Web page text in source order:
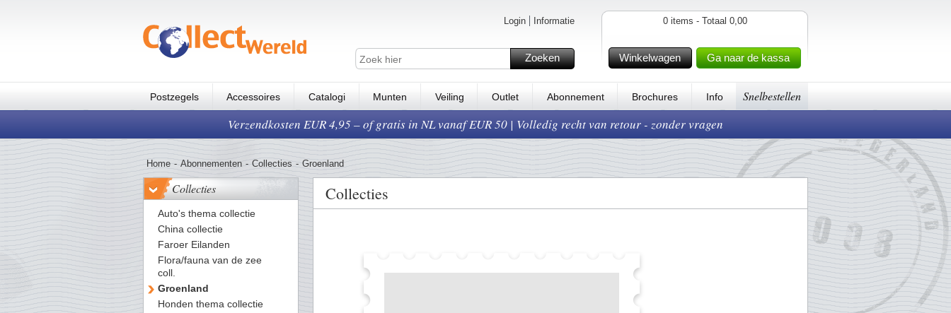
Login Informatie
Zoeken
0 items - Totaal 0,00
Winkelwagen Ga naar de kassa
Postzegels Accessoires Catalogi Munten Veiling Outlet Abonnement Brochures Info Snelbestellen
Verzendkosten EUR 4,95 – of gratis in NL vanaf EUR 50 | Volledig recht van retour - zonder vragen
Home - Abonnementen - Collecties - Groenland
Collecties
Auto's thema collectie
China collectie
Faroer Eilanden
Flora/fauna van de zee
coll.
Groenland
Honden thema collectie
Collecties